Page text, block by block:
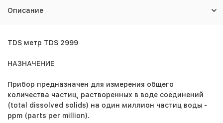
Описание
TDS метр TDS 2999
НАЗНАЧЕНИЕ
Прибор предназначен для измерения общего
количества частиц, растворенных в воде соединений
(total dissolved solids) на один миллион частиц воды -
ppm (parts per million).